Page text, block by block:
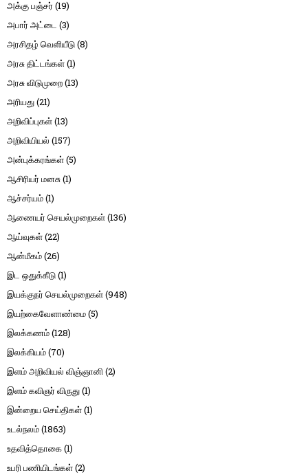
அக்கு பஞ்சர் (19)
அபார் அட்டை (3)
அரசிதழ் வெளியீடு(8)
அரசு திட்டங்கள்(1)
அரசு விடுமுறை(13)
அரியது(21)
அறிவிப்புகள்(13)
அறிவியியல் (157)
அன்புக்கரங்கள்(5)
ஆசிரியர் மனசு(1)
ஆச்சர்யம்(1)
ஆணையர் செயல்முறைகள்(136)
ஆய்வுகள்(22)
ஆன்மீகம்(26)
இட ஒதுக்கீடு(1)
இயக்குநர் செயல்முறைகள்(948)
இயற்கைவேளாண்மை(5)
இலக்கணம்(128)
இலக்கியம்(70)
இளம் அறிவியல் விஞ்ஞானி(2)
இளம் கவிஞர் விருது(1)
இன்றைய செய்திகள்(1)
உடல்நலம்(1863)
உதவித்தொகை(1)
உபரி பணியிடங்கள்(2)